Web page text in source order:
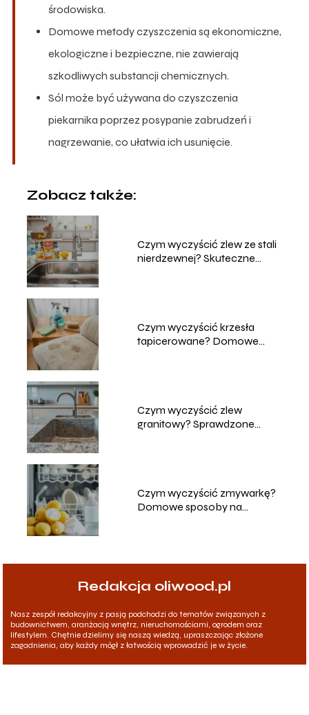
środowiska.
Domowe metody czyszczenia są ekonomiczne,
ekologiczne i bezpieczne, nie zawierają
szkodliwych substancji chemicznych.
Sól może być używana do czyszczenia
piekarnika poprzez posypanie zabrudzeń i
nagrzewanie, co ułatwia ich usunięcie.
Zobacz także:
Czym wyczyścić zlew ze stali
nierdzewnej? Skuteczne
Czym wyczyścić krzesła
tapicerowane? Domowe
Czym wyczyścić zlew
granitowy? Sprawdzone
Czym wyczyścić zmywarkę?
Domowe sposoby na
Redakcja oliwood.pl
Nasz zespół redakcyjny z pasją podchodzi do tematów związanych z
budownictwem, aranżacją wnętrz, nieruchomościami, ogrodem oraz
lifestylem. Chętnie dzielimy się naszą wiedzą, upraszczając złożone
zagadnienia, aby każdy mógł z łatwością wprowadzić je w życie.